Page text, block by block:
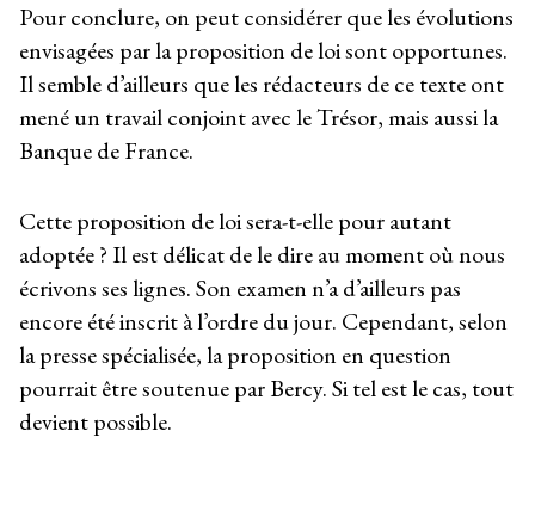
Pour conclure, on peut considérer que les évolutions
envisagées par la proposition de loi sont opportunes.
Il semble d’ailleurs que les rédacteurs de ce texte ont
mené un travail conjoint avec le Trésor, mais aussi la
Banque de France.
Cette proposition de loi sera-t-elle pour autant
adoptée ? Il est délicat de le dire au moment où nous
écrivons ses lignes. Son examen n’a d’ailleurs pas
encore été inscrit à l’ordre du jour. Cependant, selon
la presse spécialisée, la proposition en question
pourrait être soutenue par Bercy. Si tel est le cas, tout
devient possible.